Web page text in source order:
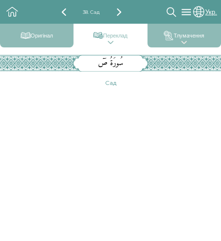
38. Сад Укр.
Оригінал Переклад Тлумачення
سُورَةُ صٓ
Сад